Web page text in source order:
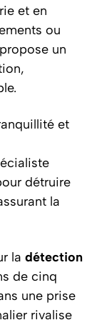
et en
ou
un
et
détruire
la
la détection
de cinq
une prise
rivalise